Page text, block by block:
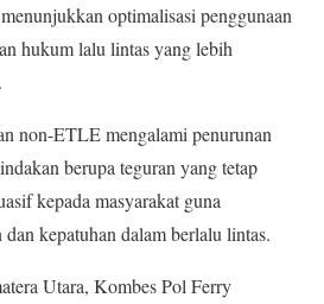
optimalisasi penggunaan
hukum lalu lintas yang lebih
non-ETLE mengalami penurunan
berupa teguran yang tetap
kepada masyarakat guna
kepatuhan dalam berlalu lintas.
Utara, Kombes Pol Ferry